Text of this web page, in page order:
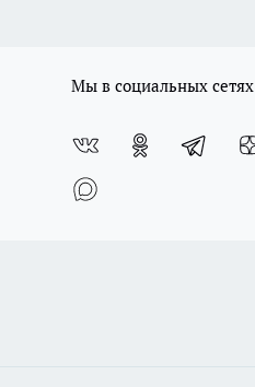
Мы в социальных сетях